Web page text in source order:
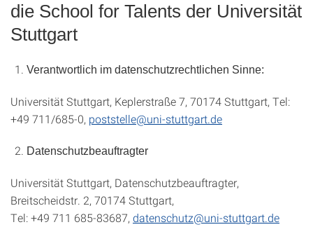
die School for Talents der Universität
Stuttgart
Verantwortlich im datenschutzrechtlichen Sinne:
Universität Stuttgart, Keplerstraße 7, 70174 Stuttgart, Tel:
+49 711/685-0, poststelle@uni-stuttgart.de
Datenschutzbeauftragter
Universität Stuttgart, Datenschutzbeauftragter,
Breitscheidstr. 2, 70174 Stuttgart,
Tel: +49 711 685-83687, datenschutz@uni-stuttgart.de